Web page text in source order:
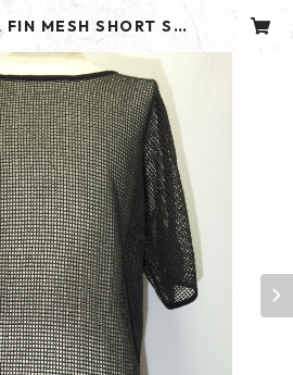
FIN MESH SHORT SL
| ROUGAROU